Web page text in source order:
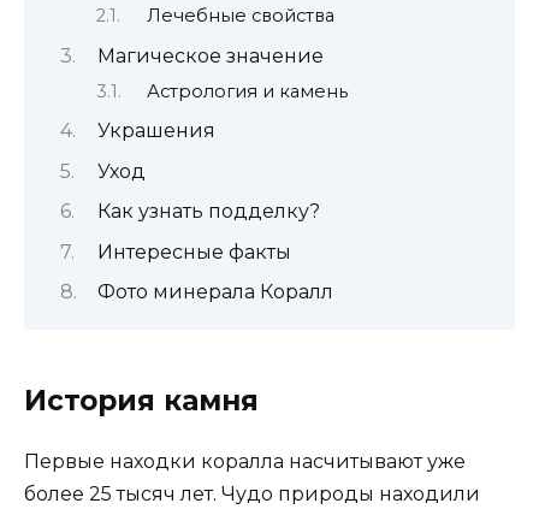
Лечебные свойства
Магическое значение
Астрология и камень
Украшения
Уход
Как узнать подделку?
Интересные факты
Фото минерала Коралл
История камня
Первые находки коралла насчитывают уже
более 25 тысяч лет. Чудо природы находили